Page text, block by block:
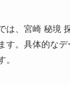
は、宮崎 秘境
す。具体的な
。